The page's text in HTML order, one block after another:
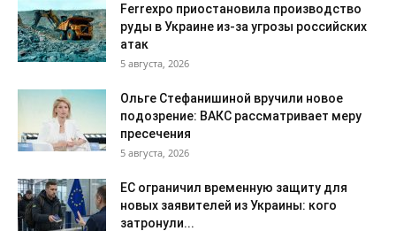
Ferrexpo приостановила производство
руды в Украине из-за угрозы российских
атак
5 августа, 2026
Ольге Стефанишиной вручили новое
подозрение: ВАКС рассматривает меру
пресечения
5 августа, 2026
ЕС ограничил временную защиту для
новых заявителей из Украины: кого
затронули...